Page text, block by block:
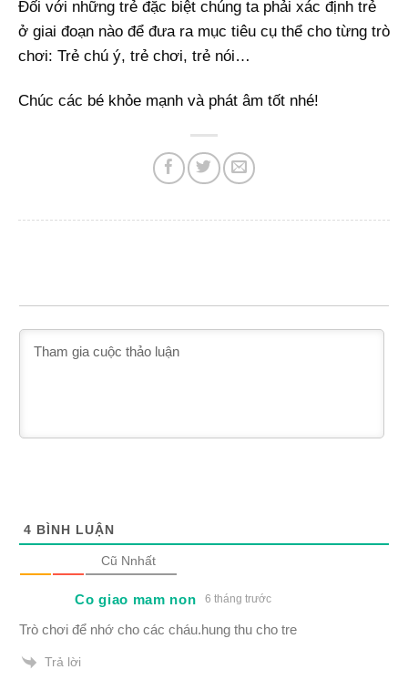
Đối với những trẻ đặc biệt chúng ta phải xác định trẻ
ở giai đoạn nào để đưa ra mục tiêu cụ thể cho từng trò
chơi: Trẻ chú ý, trẻ chơi, trẻ nói…
Chúc các bé khỏe mạnh và phát âm tốt nhé!
4 BÌNH LUẬN
Cũ Nnhất
Co giao mam non 6 tháng trước
Trò chơi để nhớ cho các cháu.hung thu cho tre
Trả lời